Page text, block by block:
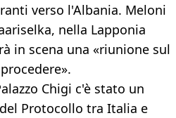
verso l'Albania. Meloni
nella Lapponia
in scena una «riunione sul
Chigi c'è stato un
Protocollo tra Italia e